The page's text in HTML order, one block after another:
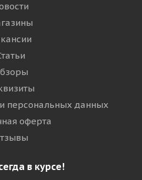
персональных данных
оферта
в курсе!